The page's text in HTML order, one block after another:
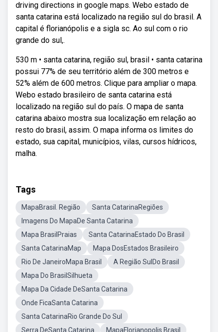
driving directions in google maps. Webo estado de
santa catarina está localizado na região sul do brasil. A
capital é florianópolis e a sigla sc. Ao sul com o rio
grande do sul,.
530 m • santa catarina, região sul, brasil • santa catarina
possui 77% de seu território além de 300 metros e
52% além de 600 metros. Clique para ampliar o mapa.
Webo estado brasileiro de santa catarina está
localizado na região sul do país. O mapa de santa
catarina abaixo mostra sua localização em relação ao
resto do brasil, assim. O mapa informa os limites do
estado, sua capital, municípios, vilas, cursos hídricos,
malha.
Tags
MapaBrasil. Região
Santa CatarinaRegiões
Imagens Do MapaDe Santa Catarina
Mapa BrasilPraias
Santa CatarinaEstado Do Brasil
Santa CatarinaMap
Mapa DosEstados Brasileiro
Rio De JaneiroMapa Brasil
A Região SulDo Brasil
Mapa Do BrasilSilhueta
Mapa Da Cidade DeSanta Catarina
Onde FicaSanta Catarina
Santa CatarinaRio Grande Do Sul
Serra DeSanta Catarina
MapaFlorianopolis Brasil